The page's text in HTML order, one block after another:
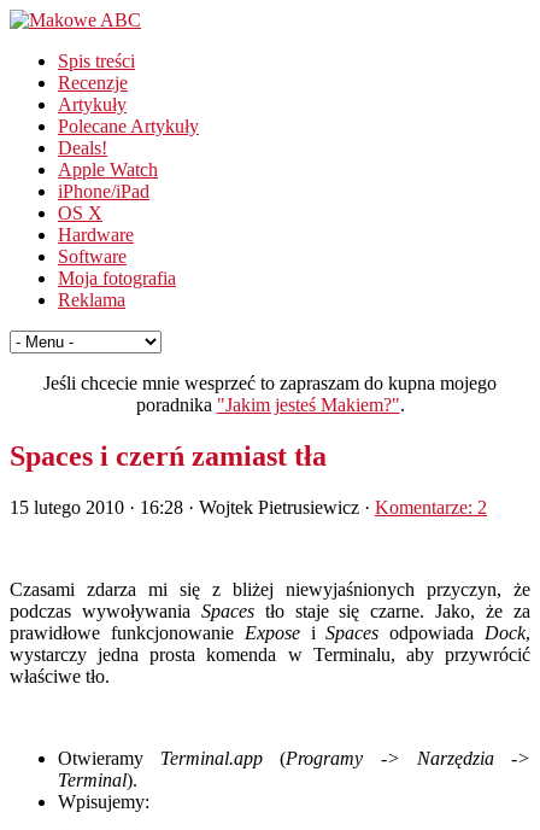
Spis treści
Recenzje
Artykuły
Polecane Artykuły
Deals!
Apple Watch
iPhone/iPad
OS X
Hardware
Software
Moja fotografia
Reklama
Jeśli chcecie mnie wesprzeć to zapraszam do kupna mojego
poradnika "Jakim jesteś Makiem?".
Spaces i czerń zamiast tła
15 lutego 2010 · 16:28 · Wojtek Pietrusiewicz · Komentarze: 2
Czasami zdarza mi się z bliżej niewyjaśnionych przyczyn, że
podczas wywoływania Spacestło staje się czarne. Jako, że za
prawidłowe funkcjonowanie ExposeiSpaces odpowiada Dock,
wystarczy jedna prosta komenda w Terminalu, aby przywrócić
właściwe tło.
Otwieramy Terminal.app (Programy -> Narzędzia ->
Terminal).
Wpisujemy: